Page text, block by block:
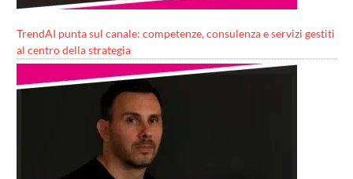
TrendAI punta sul canale: competenze, consulenza e servizi gestiti
al centro della strategia